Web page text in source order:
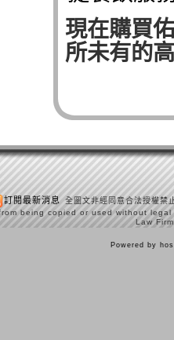
現在購買
所未有的
訂閱最新消息 全圖文非經同意合法授權禁
being copied or used without
Law
Powered by